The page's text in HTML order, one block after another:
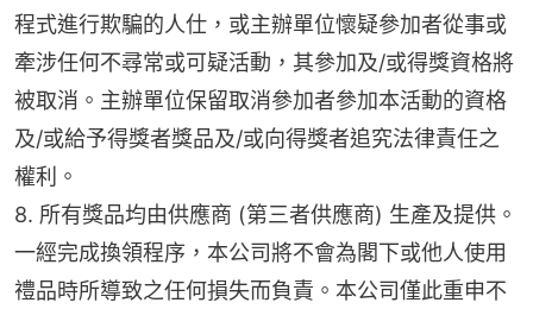
程式進行欺騙的人仕，或主辦單位懷疑參加者從事或
牽涉任何不尋常或可疑活動，其參加及/或得獎資格將
被取消。主辦單位保留取消參加者參加本活動的資格
及/或給予得獎者獎品及/或向得獎者追究法律責任之
權利。
8. 所有獎品均由供應商 (第三者供應商) 生產及提供。
一經完成換領程序，本公司將不會為閣下或他人使用
禮品時所導致之任何損失而負責。本公司僅此重申不